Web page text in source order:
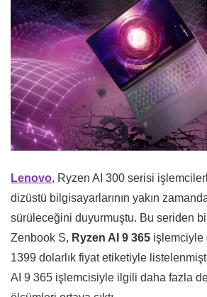
Lenovo, Ryzen AI 300 serisi
dizüstü bilgisayarlarının yakın
sürüleceğini duyurmuştu. Bu seriden
Zenbook S, Ryzen AI 9 365 işlemciyle
1399 dolarlık fiyat etiketiyle
AI 9 365 işlemcisiyle ilgili daha fazla